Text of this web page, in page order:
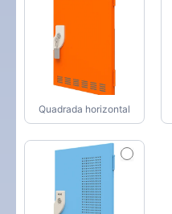
Quadrada horizontal